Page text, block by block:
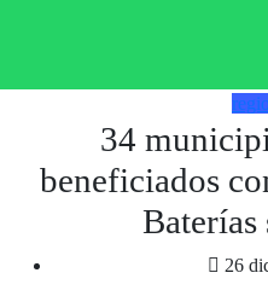
34
beneficiados
Baterías
26